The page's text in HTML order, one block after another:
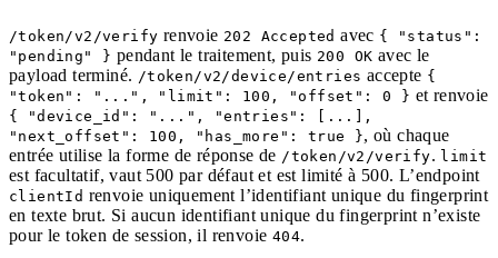
/token/v2/verify renvoie 202 Accepted avec { "status":
"pending" } pendant le traitement, puis 200 OK avec le
payload terminé. /token/v2/device/entries accepte {
"token": "...", "limit": 100, "offset": 0 } et renvoie
{ "device_id": "...", "entries": [...],
"next_offset": 100, "has_more": true }, où chaque
entrée utilise la forme de réponse de /token/v2/verify. limit
est facultatif, vaut 500 par défaut et est limité à 500. L’endpoint
clientId renvoie uniquement l’identifiant unique du fingerprint
en texte brut. Si aucun identifiant unique du fingerprint n’existe
pour le token de session, il renvoie 404.